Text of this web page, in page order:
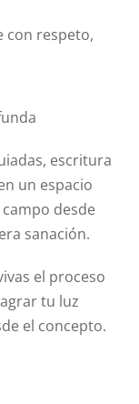
con respeto,
escritura
un espacio
desde
sanación.
el proceso
tu luz
el concepto.